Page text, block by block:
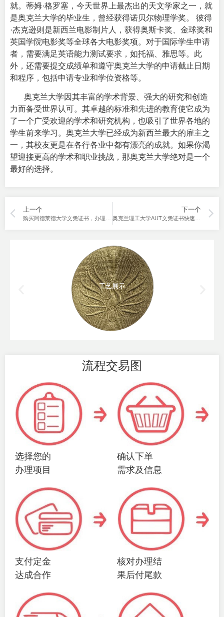
就。蒂姆·格罗塞，今天世界上最杰出的天文学家之一，就
是奥克兰大学的毕业生，曾经获得诺贝尔物理学奖。 彼得
·杰克逊则是新西兰电影制片人，获得奥斯卡奖、金球奖和
英国学院电影奖等全球各大电影奖项。 对于国际学生申请
者，需要满足英语能力测试要求，如托福、雅思等。此
外，还需要提交成绩单和遵守奥克兰大学的申请截止日期
和程序，包括申请专业和学位资格等。
奥克兰大学因其丰富的学术背景、强大的研究和创造
力而备受世界认可。其卓越的标准和先进的教育使它成为
了一个广受欢迎的学术和研究机构，也吸引了世界各地的
学生前来学习。奥克兰大学已经成为新西兰最大的雇主之
一，其校友更是在各行各业中都有漂亮的成就。如果你渴
望迎接更高的学术和职业挑战，那奥克兰大学绝对是一个
最好的选择。
上一个 下一个
工艺展示
流程交易图
选择您的
办理项目
确认下单
需求及信息
支付定金
达成合作
核对办理结
果后付尾款